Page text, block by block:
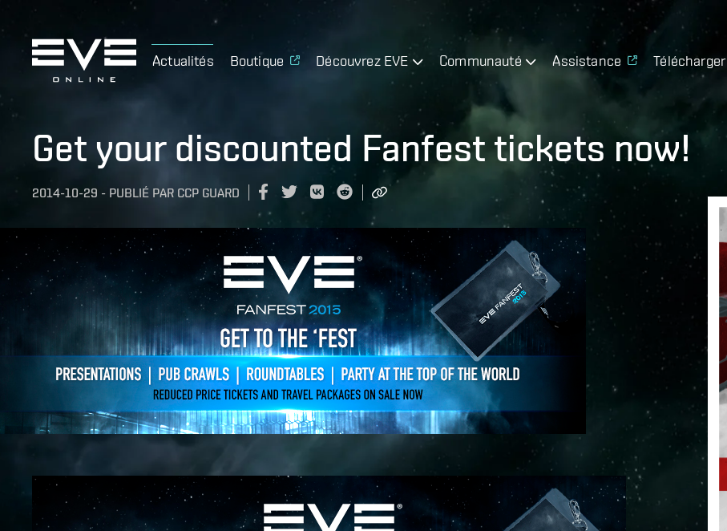
Actualités Boutique Découvrez EVE Communauté Assistance Télécharger
Get your discounted Fanfest tickets now!
2014-10-29 - PUBLIÉ PAR CCP GUARD